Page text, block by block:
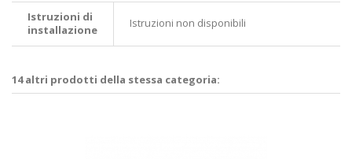
Istruzioni di
installazione
Istruzioni non disponibili
14 altri prodotti della stessa categoria: